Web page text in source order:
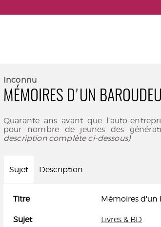
Inconnu
MÉMOIRES D'UN
Quarante ans avant que l’auto-
pour nombre de jeunes des
description complète ci-dessous)
Sujet Description
Titre Mémoires d'un
Sujet Livres & BD